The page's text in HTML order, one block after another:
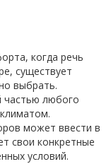
когда речь
существует
выбрать.
частью любого
может ввести в
свои конкретные
условий.